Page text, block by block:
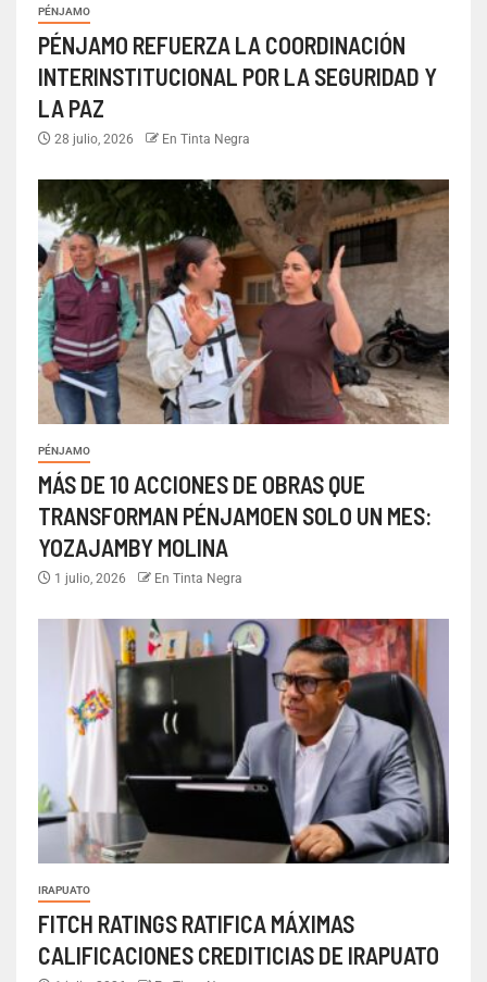
PÉNJAMO
PÉNJAMO REFUERZA LA COORDINACIÓN
INTERINSTITUCIONAL POR LA SEGURIDAD Y
LA PAZ
28 julio, 2026 En Tinta Negra
PÉNJAMO
MÁS DE 10 ACCIONES DE OBRAS QUE
TRANSFORMAN PÉNJAMOEN SOLO UN MES:
YOZAJAMBY MOLINA
1 julio, 2026 En Tinta Negra
IRAPUATO
FITCH RATINGS RATIFICA MÁXIMAS
CALIFICACIONES CREDITICIAS DE IRAPUATO